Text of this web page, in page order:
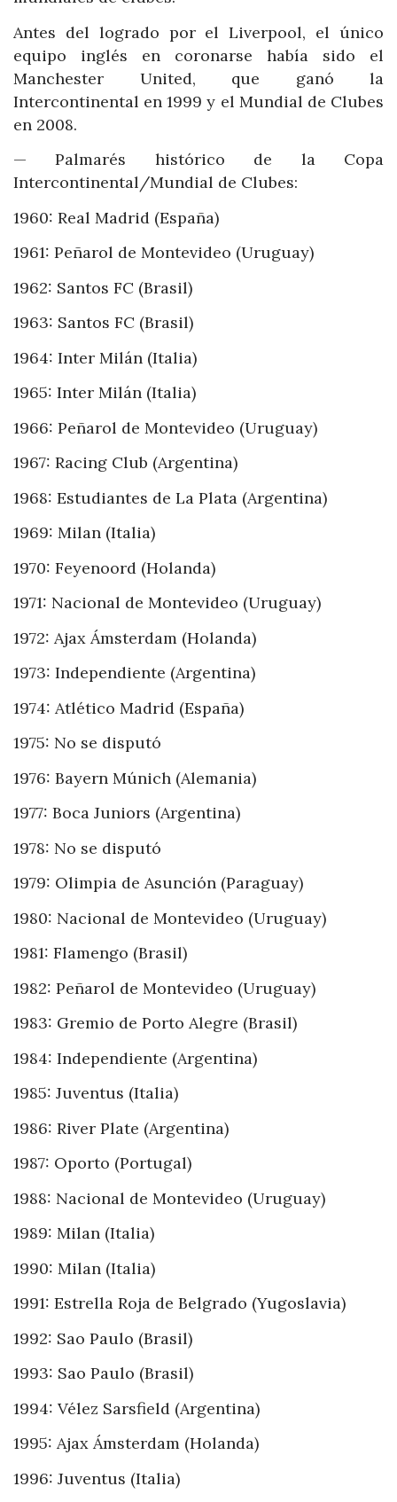
Antes del logrado por el Liverpool, el único
equipo inglés en coronarse había sido el
Manchester United, que ganó la
Intercontinental en 1999 y el Mundial de Clubes
en 2008.
— Palmarés histórico de la Copa
Intercontinental/Mundial de Clubes:
1960: Real Madrid (España)
1961: Peñarol de Montevideo (Uruguay)
1962: Santos FC (Brasil)
1963: Santos FC (Brasil)
1964: Inter Milán (Italia)
1965: Inter Milán (Italia)
1966: Peñarol de Montevideo (Uruguay)
1967: Racing Club (Argentina)
1968: Estudiantes de La Plata (Argentina)
1969: Milan (Italia)
1970: Feyenoord (Holanda)
1971: Nacional de Montevideo (Uruguay)
1972: Ajax Ámsterdam (Holanda)
1973: Independiente (Argentina)
1974: Atlético Madrid (España)
1975: No se disputó
1976: Bayern Múnich (Alemania)
1977: Boca Juniors (Argentina)
1978: No se disputó
1979: Olimpia de Asunción (Paraguay)
1980: Nacional de Montevideo (Uruguay)
1981: Flamengo (Brasil)
1982: Peñarol de Montevideo (Uruguay)
1983: Gremio de Porto Alegre (Brasil)
1984: Independiente (Argentina)
1985: Juventus (Italia)
1986: River Plate (Argentina)
1987: Oporto (Portugal)
1988: Nacional de Montevideo (Uruguay)
1989: Milan (Italia)
1990: Milan (Italia)
1991: Estrella Roja de Belgrado (Yugoslavia)
1992: Sao Paulo (Brasil)
1993: Sao Paulo (Brasil)
1994: Vélez Sarsfield (Argentina)
1995: Ajax Ámsterdam (Holanda)
1996: Juventus (Italia)